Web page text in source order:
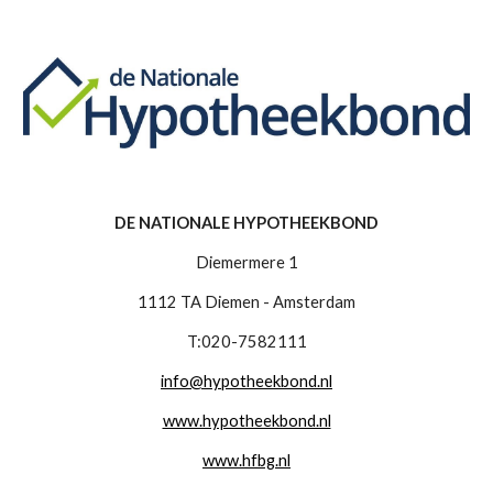
DE NATIONALE HYPOTHEEKBOND
Diemermere 1
1112 TA Diemen - Amsterdam
T:020-7582111
info@hypotheekbond.nl
www.hypotheekbond.nl
www.hfbg.nl